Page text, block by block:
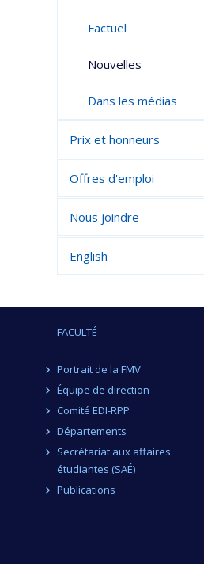
Factuel
Nouvelles
Dans les médias
Prix et honneurs
Offres d'emploi
Nous joindre
English
FACULTÉ
Portrait de la FMV
Équipe de direction
Comité EDI-RPP
Départements
Secrétariat aux affaires
étudiantes (SAÉ)
Publications